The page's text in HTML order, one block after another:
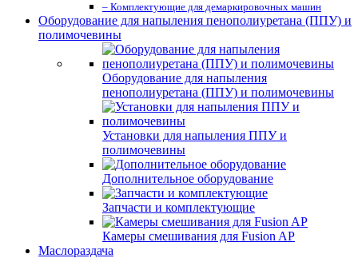
– Комплектующие для демаркировочных машин
Оборудование для напыления пенополиуретана (ППУ) и
полимочевины
Оборудование для напыления
пенополиуретана (ППУ) и полимочевины
Установки для напыления ППУ и
полимочевины
Дополнительное оборудование
Запчасти и комплектующие
Камеры смешивания для Fusion AP
Маслораздача